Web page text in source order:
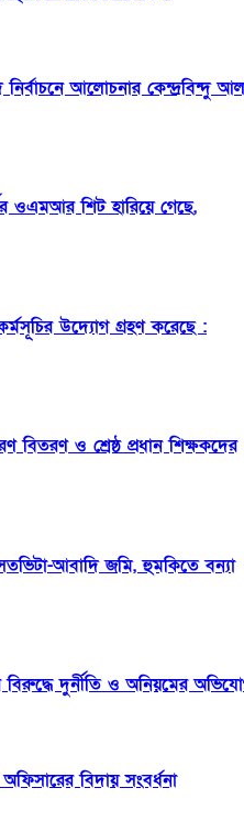
আলোচনার কেন্দ্রবিন্দু আল
ওএমআর শিট হারিয়ে গেছে,
উদ্যোগ গ্রহণ করেছে :
বিতরণ ও শ্রেষ্ঠ প্রধান শিক্ষকদের
আবাদি জমি, হুমকিতে বন্যা
বিরুদ্ধে দুর্নীতি ও অনিয়মের
বিদায় সংবর্ধনা